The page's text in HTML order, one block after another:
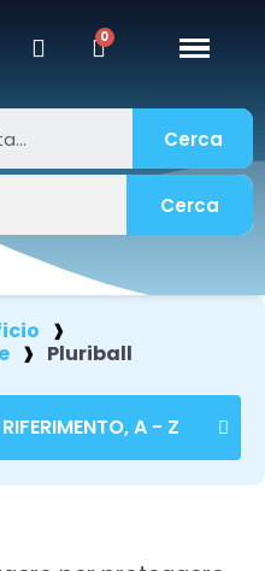
Cerca
Cerca
Pluriball